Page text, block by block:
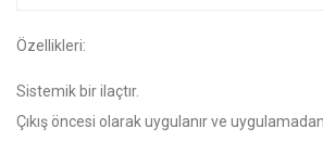
Özellikleri:
Sistemik bir ilaçtır.
Çıkış öncesi olarak uygulanır ve